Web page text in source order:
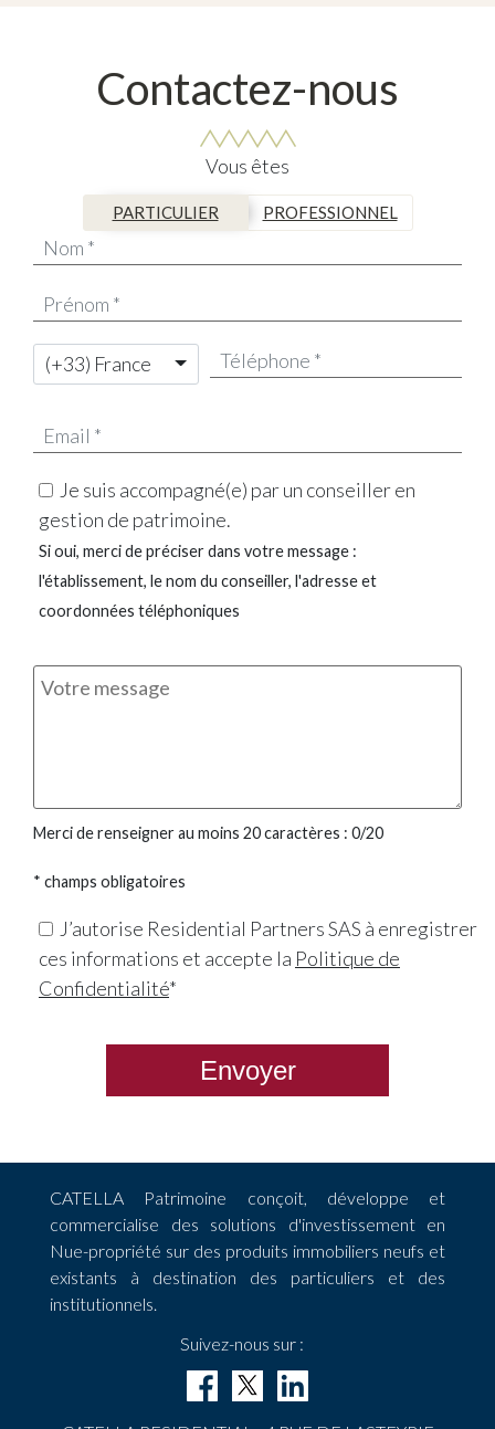
Contactez-nous
Vous êtes
PARTICULIER PROFESSIONNEL
(+33) France
Je suis accompagné(e) par un conseiller en
gestion de patrimoine.
Si oui, merci de préciser dans votre message :
l'établissement, le nom du conseiller, l'adresse et
coordonnées téléphoniques
Merci de renseigner au moins 20 caractères : 0/20
* champs obligatoires
J’autorise Residential Partners SAS à enregistrer
ces informations et accepte la Politique de
Confidentialité*
Envoyer
CATELLA Patrimoine conçoit, développe et
commercialise des solutions d'investissement en
Nue-propriété sur des produits immobiliers neufs et
existants à destination des particuliers et des
institutionnels.
Suivez-nous sur :